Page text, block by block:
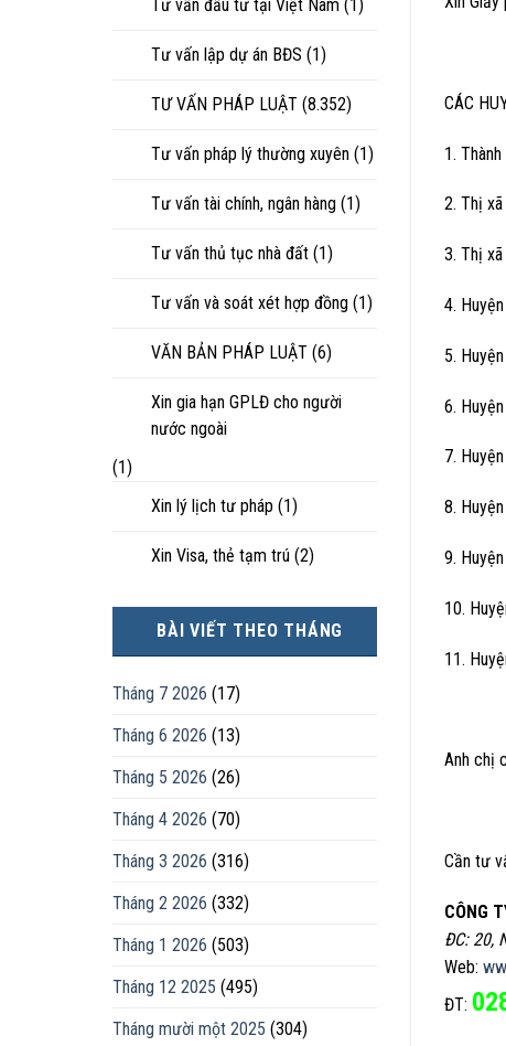
Tư vấn đầu tư tại Việt Nam (1)
Tư vấn lập dự án BĐS (1)
TƯ VẤN PHÁP LUẬT (8.352)
Tư vấn pháp lý thường xuyên (1)
Tư vấn tài chính, ngân hàng (1)
Tư vấn thủ tục nhà đất (1)
Tư vấn và soát xét hợp đồng (1)
VĂN BẢN PHÁP LUẬT (6)
Xin gia hạn GPLĐ cho người
nước ngoài
(1)
Xin lý lịch tư pháp (1)
Xin Visa, thẻ tạm trú (2)
BÀI VIẾT THEO THÁNG
Tháng 7 2026 (17)
Tháng 6 2026 (13)
Tháng 5 2026 (26)
Tháng 4 2026 (70)
Tháng 3 2026 (316)
Tháng 2 2026 (332)
Tháng 1 2026 (503)
Tháng 12 2025 (495)
Tháng mười một 2025 (304)
CÁC
1.
2. Thị
3. Thị
4.
5.
6.
7.
8.
9.
10.
11.
Anh chị
Cần tư
CÔNG
ĐC: 20,
Web:
ĐT: